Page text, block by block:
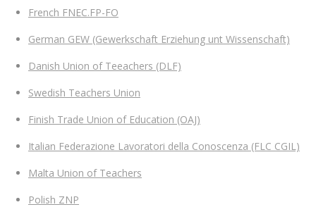
French FNEC.FP-FO
German GEW (Gewerkschaft Erziehung unt Wissenschaft)
Danish Union of Teeachers (DLF)
Swedish Teachers Union
Finish Trade Union of Education (OAJ)
Italian Federazione Lavoratori della Conoscenza (FLC CGIL)
Malta Union of Teachers
Polish ZNP